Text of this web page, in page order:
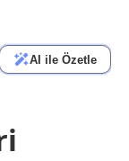
AI ile Özetle